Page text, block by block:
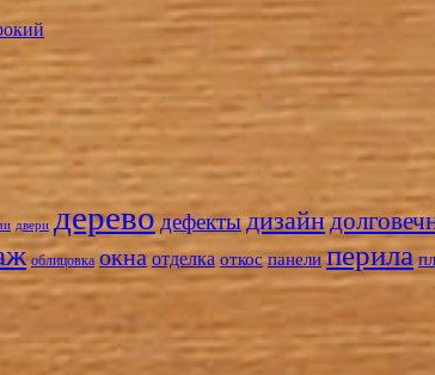
двери дерево дефектыдизайн
облицовка окна отделка откос панели перила